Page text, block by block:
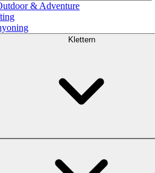
& Adventure
Klettern